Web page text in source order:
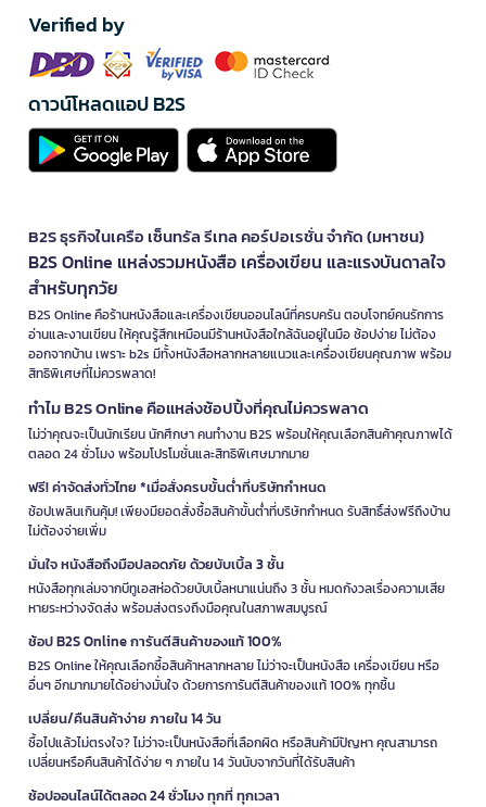
Verified by
ดาวน์โหลดแอป B2S
B2S ธุรกิจในเครือ เซ็นทรัล รีเทล คอร์ปอเรชั่น จำกัด (มหาชน)
B2S Online แหล่งรวมหนังสือ เครื่องเขียน และแรงบันดาลใจ
สำหรับทุกวัย
B2S Online คือร้านหนังสือและเครื่องเขียนออนไลน์ที่ครบครัน ตอบโจทย์คนรักการ
อ่านและงานเขียน ให้คุณรู้สึกเหมือนมีร้านหนังสือใกล้ฉันอยู่ในมือ ช้อปง่าย ไม่ต้อง
ออกจากบ้าน เพราะ b2s มีทั้งหนังสือหลากหลายแนวและเครื่องเขียนคุณภาพ พร้อม
สิทธิพิเศษที่ไม่ควรพลาด!
ทำไม B2S Online คือแหล่งช้อปปิ้งที่คุณไม่ควรพลาด
ไม่ว่าคุณจะเป็นนักเรียน นักศึกษา คนทำงาน B2S พร้อมให้คุณเลือกสินค้าคุณภาพได้
ตลอด 24 ชั่วโมง พร้อมโปรโมชั่นและสิทธิพิเศษมากมาย
ฟรี! ค่าจัดส่งทั่วไทย *เมื่อสั่งครบขั้นต่ำที่บริษัทกำหนด
ช้อปเพลินเกินคุ้ม! เพียงมียอดสั่งซื้อสินค้าขั้นต่ำที่บริษัทกำหนด รับสิทธิ์ส่งฟรีถึงบ้าน
ไม่ต้องจ่ายเพิ่ม
มั่นใจ หนังสือถึงมือปลอดภัย ด้วยบับเบิ้ล 3 ชั้น
หนังสือทุกเล่มจากบีทูเอสห่อด้วยบับเบิ้ลหนาแน่นถึง 3 ชั้น หมดกังวลเรื่องความเสีย
หายระหว่างจัดส่ง พร้อมส่งตรงถึงมือคุณในสภาพสมบูรณ์
ช้อป B2S Online การันตีสินค้าของแท้ 100%
B2S Online ให้คุณเลือกซื้อสินค้าหลากหลาย ไม่ว่าจะเป็นหนังสือ เครื่องเขียน หรือ
อื่นๆ อีกมากมายได้อย่างมั่นใจ ด้วยการการันตีสินค้าของแท้ 100% ทุกชิ้น
เปลี่ยน/คืนสินค้าง่าย ภายใน 14 วัน
ซื้อไปแล้วไม่ตรงใจ? ไม่ว่าจะเป็นหนังสือที่เลือกผิด หรือสินค้ามีปัญหา คุณสามารถ
เปลี่ยนหรือคืนสินค้าได้ง่าย ๆ ภายใน 14 วันนับจากวันที่ได้รับสินค้า
ช้อปออนไลน์ได้ตลอด 24 ชั่วโมง ทุกที่ ทุกเวลา